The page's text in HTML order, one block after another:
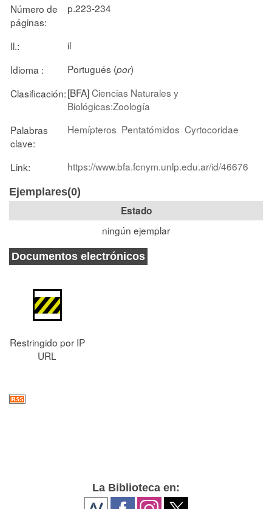
Número de
páginas:
p.223-234
Il.:
il
Idioma :
Portugués (por)
Clasificación:[BFA]Ciencias Naturales y
Biológicas:Zoología
Palabras
clave:
Hemípteros Pentatómidos Cyrtocoridae
Link: https://www.bfa.fcnym.unlp.edu.ar/id/46676
Ejemplares(0)
Estado
ningún ejemplar
Documentos electrónicos
Restringido por IP
URL
La Biblioteca en: